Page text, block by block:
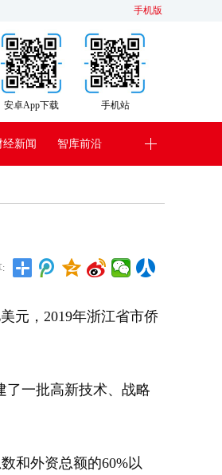
手机版
手机站
安卓App下载
经新闻 智库前沿
:
元，2019年浙江省市侨
一批高新技术、战略
和外资总额的60%以